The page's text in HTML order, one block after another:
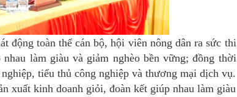
động toàn thể cán bộ, hội viên nông dân ra sức thi
làm giàu và giảm nghèo bền vững; đồng thời
tiểu thủ công nghiệp và thương mại dịch vụ.
xuất kinh doanh giỏi, đoàn kết giúp nhau làm giàu